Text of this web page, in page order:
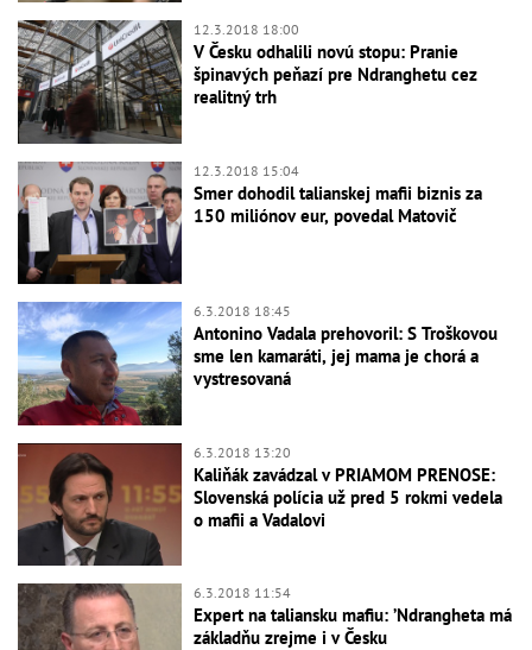
12.3.2018 18:00
V Česku odhalili novú stopu: Pranie
špinavých peňazí pre Ndranghetu cez
realitný trh
12.3.2018 15:04
Smer dohodil talianskej mafii biznis za
150 miliónov eur, povedal Matovič
6.3.2018 18:45
Antonino Vadala prehovoril: S Troškovou
sme len kamaráti, jej mama je chorá a
vystresovaná
6.3.2018 13:20
Kaliňák zavádzal v PRIAMOM PRENOSE:
Slovenská polícia už pred 5 rokmi vedela
o mafii a Vadalovi
6.3.2018 11:54
Expert na taliansku mafiu: ’Ndrangheta má
základňu zrejme i v Česku